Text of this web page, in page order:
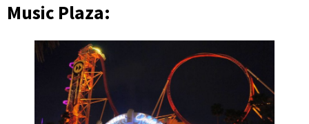
Music Plaza: